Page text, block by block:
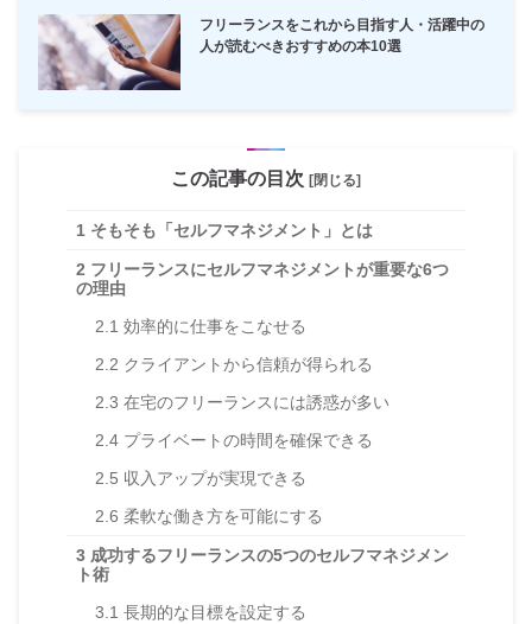
フリーランスをこれから目指す人・活躍中の
人が読むべきおすすめの本10選
この記事の目次 [閉じる]
1 そもそも「セルフマネジメント」とは
2 フリーランスにセルフマネジメントが重要な6つ
の理由
2.1 効率的に仕事をこなせる
2.2 クライアントから信頼が得られる
2.3 在宅のフリーランスには誘惑が多い
2.4 プライベートの時間を確保できる
2.5 収入アップが実現できる
2.6 柔軟な働き方を可能にする
3 成功するフリーランスの5つのセルフマネジメン
ト術
3.1 長期的な目標を設定する